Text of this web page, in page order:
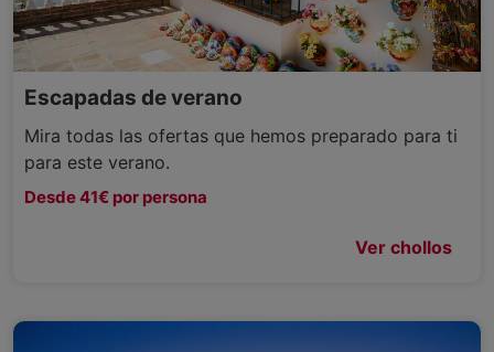
Escapadas de verano
Mira todas las ofertas que hemos preparado para ti
para este verano.
Desde 41€ por persona
Ver chollos